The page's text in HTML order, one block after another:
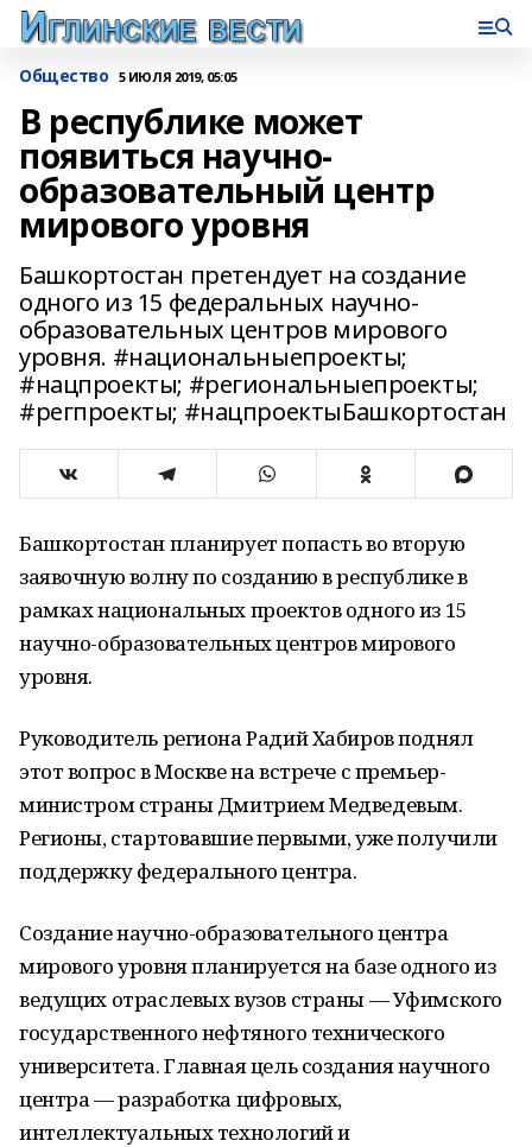
Общество 5 ИЮЛЯ 2019, 05:05
В республике может
появиться научно-
образовательный центр
мирового уровня
Башкортостан претендует на создание
одного из 15 федеральных научно-
образовательных центров мирового
уровня. #национальныепроекты;
#нацпроекты; #региональныепроекты;
#регпроекты; #нацпроектыБашкортостан
Башкортостан планирует попасть во вторую
заявочную волну по созданию в республике в
рамках национальных проектов одного из 15
научно-образовательных центров мирового
уровня.
Руководитель региона Радий Хабиров поднял
этот вопрос в Москве на встрече с премьер-
министром страны Дмитрием Медведевым.
Регионы, стартовавшие первыми, уже получили
поддержку федерального центра.
Создание научно-образовательного центра
мирового уровня планируется на базе одного из
ведущих отраслевых вузов страны — Уфимского
государственного нефтяного технического
университета. Главная цель создания научного
центра — разработка цифровых,
интеллектуальных технологий и